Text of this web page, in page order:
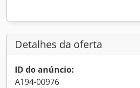
Detalhes da oferta
ID do anúncio:
A194-00976